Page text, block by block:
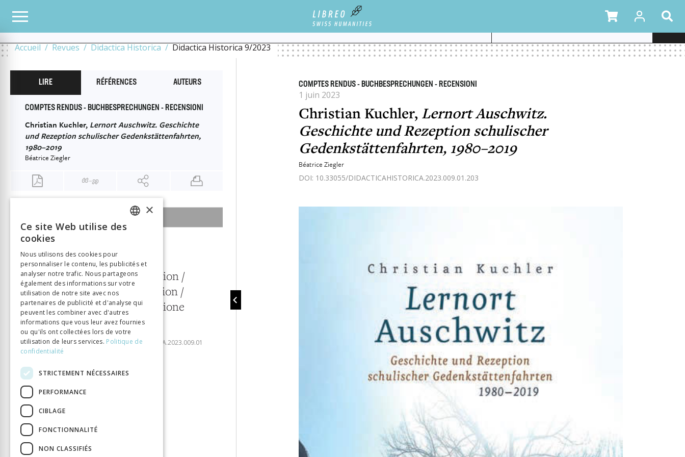
Accueil Revues Didactica Historica Didactica Historica 9/2023
TOUS LES NUMÉROS TECHNIQUE ET INNOVATION / TECHNIK UND INNOVATION / TECNOLOGIA E INNOVAZIONE
CHRISTIAN KUCHLER, LERNORT AUSCHWITZ.
COMPTES RENDUS - BUCHBESPRECHUNGEN - RECENSIONI
1 juin 2023
Christian Kuchler, Lernort Auschwitz.
Geschichte und Rezeption schulischer
Gedenkstättenfahrten, 1980–2019
Béatrice Ziegler
DOI: 10.33055/DIDACTICAHISTORICA.2023.009.01.203
LIRE RÉFÉRENCES AUTEURS
COMPTES RENDUS - BUCHBESPRECHUNGEN - RECENSIONI
Christian Kuchler, Lernort Auschwitz. Geschichte
und Rezeption schulischer Gedenkstättenfahrten,
1980–2019
Béatrice Ziegler
9
Technique et innovation /
Technik und Innovation /
Tecnologia e innovazione
Télécharger le numéro
ISSN:2297-7465
DOI:10.33055/DIDACTICAHISTORICA.2023.009.01
ÉDITORIAL
Technique et innovation
EDITORIAL
Technik und Innovation
ITALIAN
×
Ce site Web utilise des
cookies
Nous utilisons des cookies pour
personnaliser le contenu, les publicités et
analyser notre trafic. Nous partageons
également des informations sur votre
utilisation de notre site avec nos
partenaires de publicité et d'analyse qui
peuvent les combiner avec d'autres
informations que vous leur avez fournies
ou qu'ils ont collectées lors de votre
utilisation de leurs services. Politique de
confidentialité
STRICTEMENT NÉCESSAIRES
PERFORMANCE
CIBLAGE
FONCTIONNALITÉ
NON CLASSIFIÉS